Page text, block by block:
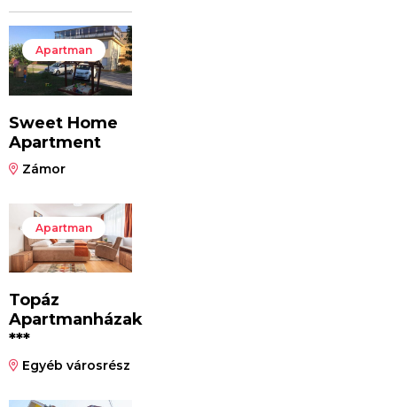
Apartman
Sweet Home
Apartment
Zámor
Apartman
Topáz
Apartmanházak
***
Egyéb városrész